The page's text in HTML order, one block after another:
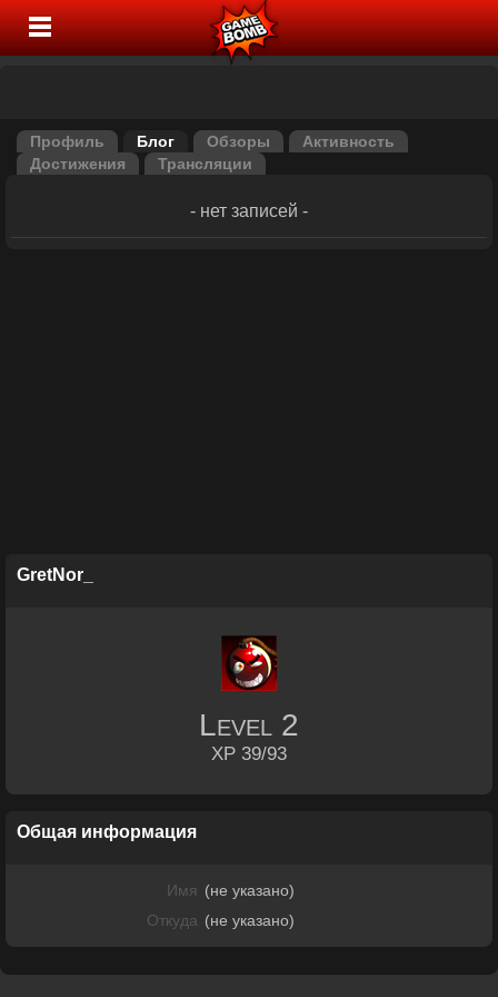
Профиль Блог Обзоры
Активность
Достижения
Трансляции
- нет записей -
GretNor_
Level 2
XP 39/93
Общая информация
Имя (не указано)
Откуда (не указано)